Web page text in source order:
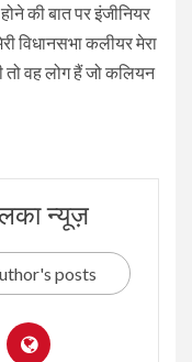
की बात पर इंजीनियर
विधानसभा कलीयर मेरा
तो वह लोग हैं जो कलियन
न्यूज़
posts